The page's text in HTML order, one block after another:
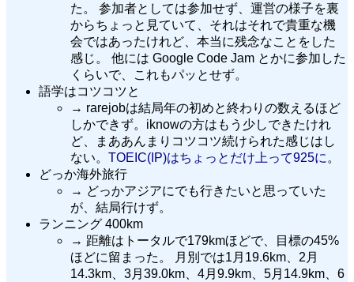
た。 参加者としては参加せず、運営の様子を裏
からちょっと見ていて、それはそれで貴重な機
会ではあったけれど、本当に残念なことをした
感じ。 他には Google Code Jam とかに参加した
くらいで、これもパッとせず。
語学はコツコツと
→ rarejobは結局年の初めと終わりの数えるほど
しかできず。iknowの方はもう少しできたけれ
ど、まああんまりコツコツ続けられた感じはし
ない。 TOEIC(IP)はちょっとだけ上って925に 。
どっか海外旅行
→ どっかアジアにでも行きたいと思っていた
が、結局行けず。
ランニング 400km
→ 距離はトータルで179kmほどで、目標の45%
ほどに留まった。 月別では1月19.6km、2月
14.3km、3月39.0km、4月9.9km、5月14.9km、6